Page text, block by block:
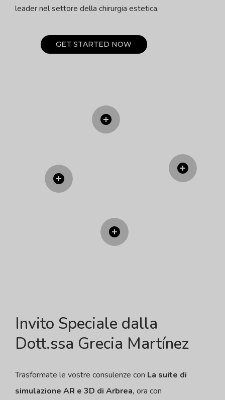
leader nel settore della chirurgia estetica.
GET STARTED NOW
Invito Speciale dalla
Dott.ssa Grecia Martínez
Trasformate le vostre consulenze con La suite di
simulazione AR e 3D di Arbrea,ora con